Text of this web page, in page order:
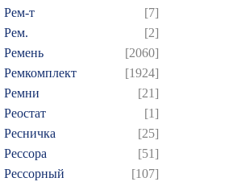
Рем-т
[7]
Рем.
[2]
Ремень
[2060]
Ремкомплект
[1924]
Ремни
[21]
Реостат
[1]
Ресничка
[25]
Рессора
[51]
Рессорный
[107]